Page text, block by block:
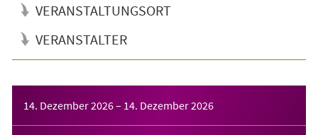
VERANSTALTUNGSORT
VERANSTALTER
14. Dezember 2026– 14. Dezember 2026